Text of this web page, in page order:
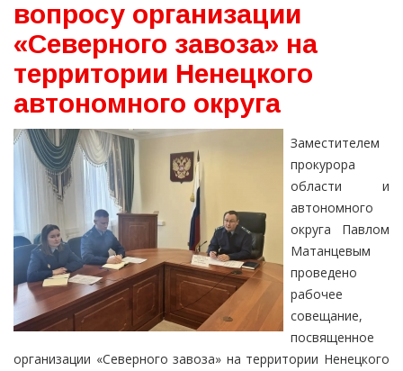
вопросу организации
«Северного завоза» на
территории Ненецкого
автономного округа
Заместителем
прокурора
области и
автономного
округа Павлом
Матанцевым
проведено
рабочее
совещание,
посвященное
организации «Северного завоза» на территории Ненецкого